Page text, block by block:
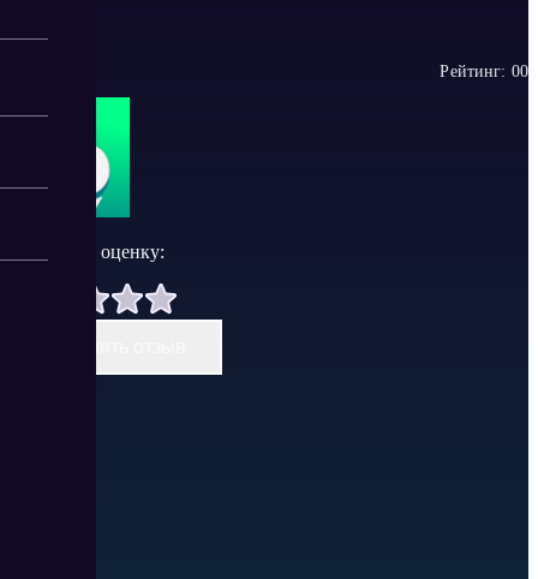
Рейтинг: 00
Поставить оценку: